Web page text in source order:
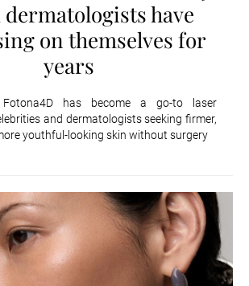
have
on themselves for
years
Fotona4D has become a go-to laser
and dermatologists seeking firmer,
youthful-looking skin without surgery